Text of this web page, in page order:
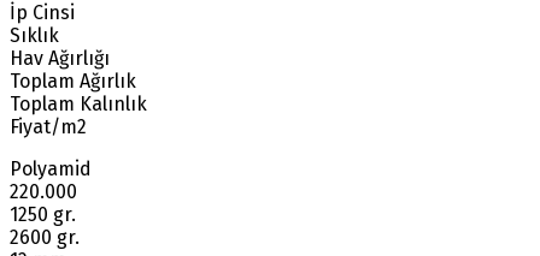
İp Cinsi
Sıklık
Hav Ağırlığı
Toplam Ağırlık
Toplam Kalınlık
Fiyat/m2
Polyamid
220.000
1250 gr.
2600 gr.